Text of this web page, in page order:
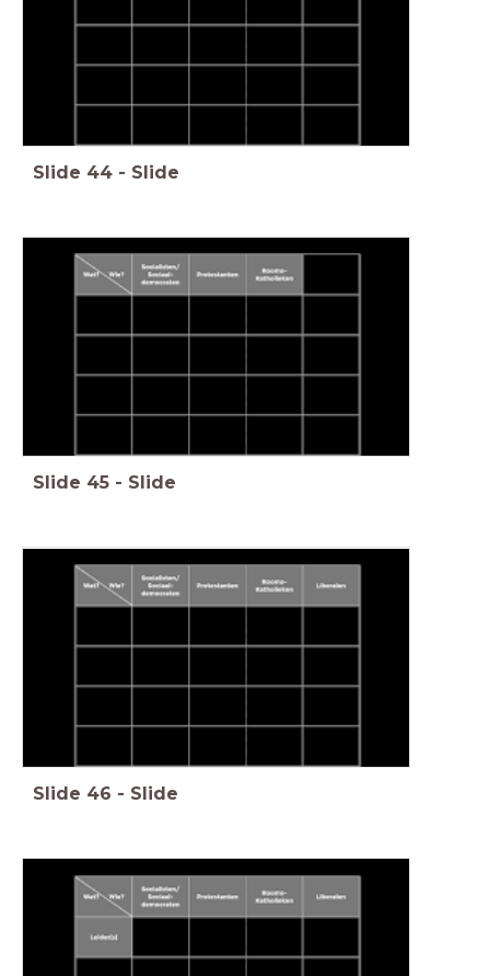
Slide 44 - Slide
Slide 45 - Slide
Slide 46 - Slide